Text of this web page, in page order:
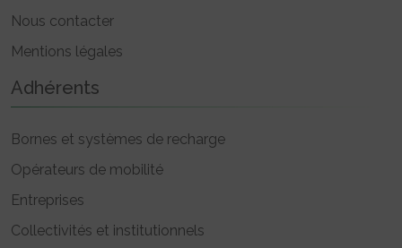
Nous contacter
Mentions légales
Adhérents
Bornes et systèmes de recharge
Opérateurs de mobilité
Entreprises
Collectivités et institutionnels